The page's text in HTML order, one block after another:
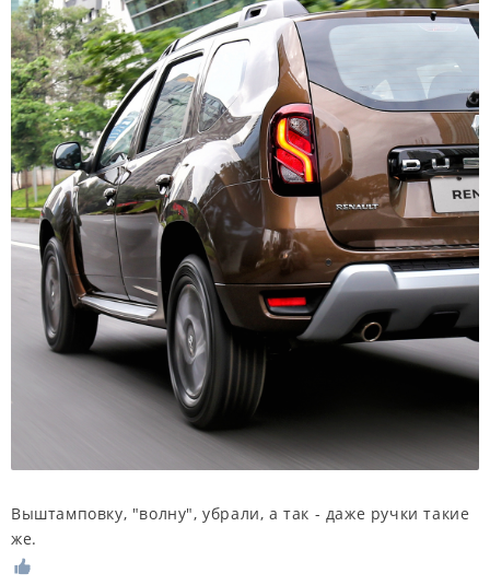
Выштамповку, "волну", убрали, а так - даже ручки такие
же.